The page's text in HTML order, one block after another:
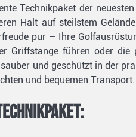
Technikpaket der
Halt auf steilstem
pur – Ihre
Griffstange führen oder
und geschützt in der
und bequemen